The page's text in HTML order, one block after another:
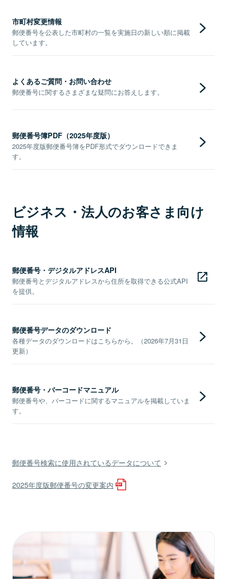
市町村変更情報
郵便番号を公表した市町村の一覧を実施日の新しい順に掲載
しています。
よくあるご質問・お問い合わせ
郵便番号に関するさまざまな疑問にお答えします。
郵便番号簿PDF（2025年度版）
2025年度版郵便番号簿をPDF形式でダウンロードできま
す。
ビジネス・法人のお客さま向け
情報
郵便番号・デジタルアドレスAPI
郵便番号とデジタルアドレスから住所を取得できる公式API
を提供。
郵便番号データのダウンロード
各種データのダウンロードはこちらから。（2026年7月31日
更新）
郵便番号・バーコードマニュアル
郵便番号や、バーコードに関するマニュアルを掲載していま
す。
郵便番号検索に使用されているデータについて
2025年度版郵便番号の変更案内